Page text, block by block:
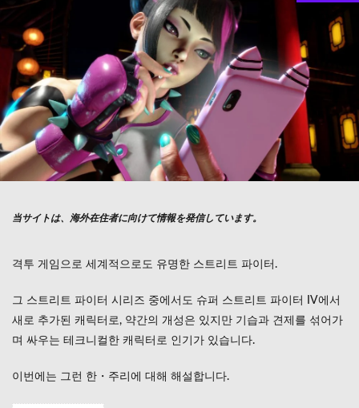
当サイトは、海外在住者に向けて情報を発信しています。
격투 게임으로 세계적으로도 유명한 스트리트 파이터.
그 스트리트 파이터 시리즈 중에서도 슈퍼 스트리트 파이터 IV에서
새로 추가된 캐릭터로, 약간의 개성은 있지만 기습과 견제를 섞어가
며 싸우는 테크니컬한 캐릭터로 인기가 있습니다.
이번에는 그런 한・주리에 대해 해설합니다.